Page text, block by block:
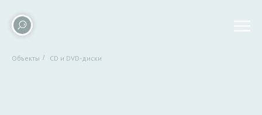
Объекты / CD и DVD-диски